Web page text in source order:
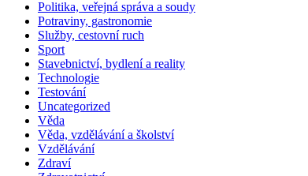
Politika, veřejná správa a soudy
Potraviny, gastronomie
Služby, cestovní ruch
Sport
Stavebnictví, bydlení a reality
Technologie
Testování
Uncategorized
Věda
Věda, vzdělávání a školství
Vzdělávání
Zdraví